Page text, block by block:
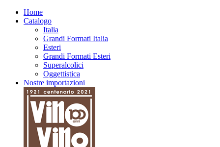
Home
Catalogo
Italia
Grandi Formati Italia
Esteri
Grandi Formati Esteri
Superalcolici
Oggettistica
Nostre importazioni